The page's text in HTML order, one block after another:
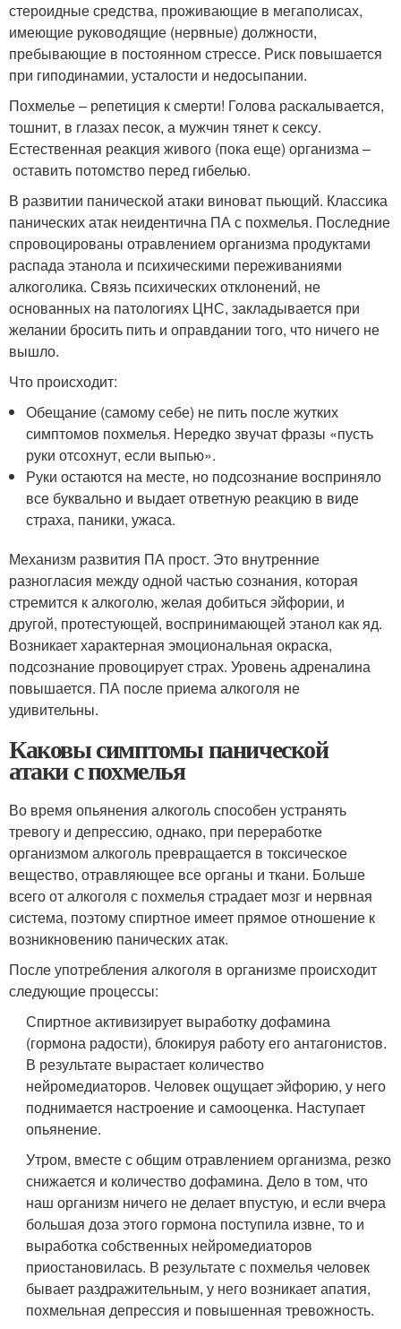
стероидные средства, проживающие в мегаполисах,
имеющие руководящие (нервные) должности,
пребывающие в постоянном стрессе. Риск повышается
при гиподинамии, усталости и недосыпании.
Похмелье – репетиция к смерти! Голова раскалывается,
тошнит, в глазах песок, а мужчин тянет к сексу.
Естественная реакция живого (пока еще) организма –
оставить потомство перед гибелью.
В развитии панической атаки виноват пьющий. Классика
панических атак неидентична ПА с похмелья. Последние
спровоцированы отравлением организма продуктами
распада этанола и психическими переживаниями
алкоголика. Связь психических отклонений, не
основанных на патологиях ЦНС, закладывается при
желании бросить пить и оправдании того, что ничего не
вышло.
Что происходит:
Обещание (самому себе) не пить после жутких
симптомов похмелья. Нередко звучат фразы «пусть
руки отсохнут, если выпью».
Руки остаются на месте, но подсознание восприняло
все буквально и выдает ответную реакцию в виде
страха, паники, ужаса.
Механизм развития ПА прост. Это внутренние
разногласия между одной частью сознания, которая
стремится к алкоголю, желая добиться эйфории, и
другой, протестующей, воспринимающей этанол как яд.
Возникает характерная эмоциональная окраска,
подсознание провоцирует страх. Уровень адреналина
повышается. ПА после приема алкоголя не
удивительны.
Каковы симптомы панической
атаки с похмелья
Во время опьянения алкоголь способен устранять
тревогу и депрессию, однако, при переработке
организмом алкоголь превращается в токсическое
вещество, отравляющее все органы и ткани. Больше
всего от алкоголя с похмелья страдает мозг и нервная
система, поэтому спиртное имеет прямое отношение к
возникновению панических атак.
После употребления алкоголя в организме происходит
следующие процессы:
Спиртное активизирует выработку дофамина
(гормона радости), блокируя работу его антагонистов.
В результате вырастает количество
нейромедиаторов. Человек ощущает эйфорию, у него
поднимается настроение и самооценка. Наступает
опьянение.
Утром, вместе с общим отравлением организма, резко
снижается и количество дофамина. Дело в том, что
наш организм ничего не делает впустую, и если вчера
большая доза этого гормона поступила извне, то и
выработка собственных нейромедиаторов
приостановилась. В результате с похмелья человек
бывает раздражительным, у него возникает апатия,
похмельная депрессия и повышенная тревожность.